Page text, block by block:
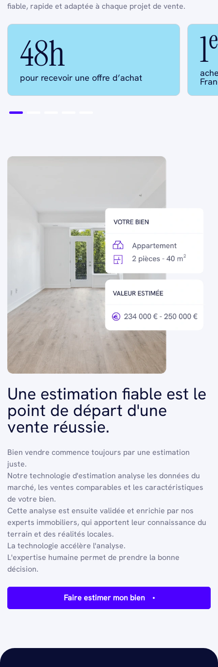
fiable, rapide et adaptée à chaque projet de vente.
48h
pour recevoir une offre d’achat
1
Une estimation fiable est le
point de départ d'une
vente réussie.
Bien vendre commence toujours par une estimation
juste.
Notre technologie d'estimation analyse les données du
marché, les ventes comparables et les caractéristiques
de votre bien.
Cette analyse est ensuite validée et enrichie par nos
experts immobiliers, qui apportent leur connaissance du
terrain et des réalités locales.
La technologie accélère l'analyse.
L'expertise humaine permet de prendre la bonne
décision.
Faire estimer mon bien